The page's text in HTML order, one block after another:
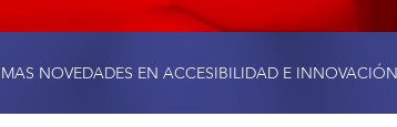
NOVEDADES EN ACCESIBILIDAD E INNOVACIÓN